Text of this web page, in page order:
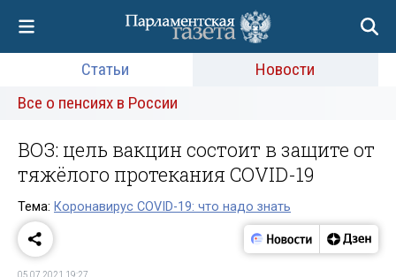
Статьи
Новости
Все о пенсиях в России
ВОЗ: цель вакцин состоит в защите от
тяжёлого протекания COVID-19
Тема: Коронавирус COVID-19: что надо знать
05.07.2021 19:27